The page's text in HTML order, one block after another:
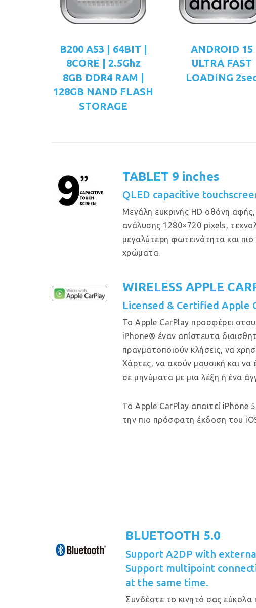
B200 A53 | 64BIT |
8CORE | 2.5Ghz
8GB DDR4 RAM |
128GB NAND FLASH
STORAGE
ANDROID 15
ULTRA FAST
LOADING
TABLET 9 inches
QLED capacitive
Μεγάλη ευκρινής HD οθόνη
ανάλυσης 1280×720 pixels,
μεγαλύτερη φωτεινότητα και
χρώματα.
WIRELESS APPLE
Licensed & Certified Apple
Το Apple CarPlay προσφέρει
iPhone® έναν απίστευτα
πραγματοποιούν κλήσεις, να
Χάρτες, να ακούν μουσική και
σε μηνύματα με μια λέξη ή ένα
Το Apple CarPlay απαιτεί iPhone
την πιο πρόσφατη έκδοση του
BLUETOOTH 5.0
Support A2DP with
Support multipoint
at the same time.
Συνδέστε το κινητό σας εύκολα